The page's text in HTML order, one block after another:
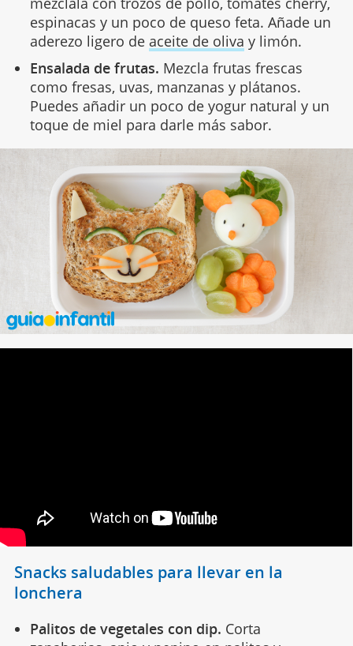
espinacas y un poco de queso feta. Añade un
aderezo ligero de aceite de oliva y limón.
Ensalada de frutas. Mezcla frutas frescas
como fresas, uvas, manzanas y plátanos.
Puedes añadir un poco de yogur natural y un
toque de miel para darle más sabor.
Snacks saludables para llevar en la
lonchera
Palitos de vegetales con dip. Corta